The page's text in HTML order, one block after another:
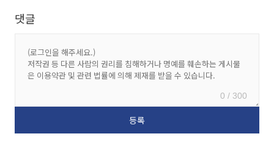
댓글
0 / 300